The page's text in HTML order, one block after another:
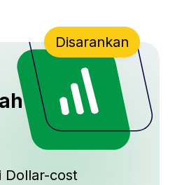
Dollar-cost
Disarankan